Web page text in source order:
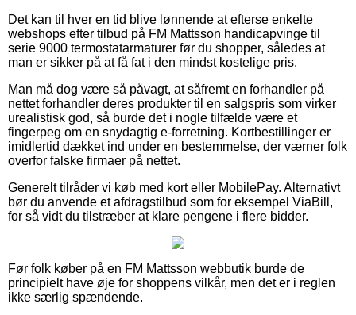
Det kan til hver en tid blive lønnende at efterse enkelte
webshops efter tilbud på FM Mattsson handicapvinge til
serie 9000 termostatarmaturer før du shopper, således at
man er sikker på at få fat i den mindst kostelige pris.
Man må dog være så påvagt, at såfremt en forhandler på
nettet forhandler deres produkter til en salgspris som virker
urealistisk god, så burde det i nogle tilfælde være et
fingerpeg om en snydagtig e-forretning. Kortbestillinger er
imidlertid dækket ind under en bestemmelse, der værner folk
overfor falske firmaer på nettet.
Generelt tilråder vi køb med kort eller MobilePay. Alternativt
bør du anvende et afdragstilbud som for eksempel ViaBill,
for så vidt du tilstræber at klare pengene i flere bidder.
Før folk køber på en FM Mattsson webbutik burde de
principielt have øje for shoppens vilkår, men det er i reglen
ikke særlig spændende.